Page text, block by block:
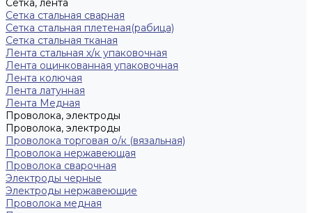
Сетка, лента
Сетка стальная сварная
Сетка стальная плетеная(рабица)
Сетка стальная тканая
Лента стальная х/к упаковочная
Лента оцинкованная упаковочная
Лента колючая
Лента латунная
Лента Медная
Проволока, электроды
Проволока, электроды
Проволока торговая о/к (вязальная)
Проволока нержавеющая
Проволока сварочная
Электроды черные
Электроды нержавеющие
Проволока медная